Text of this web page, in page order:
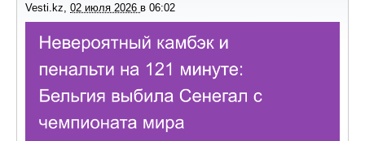
Vesti.kz 02 июля 2026 в 06:02